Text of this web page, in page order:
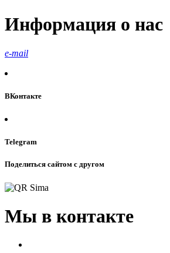
Информация о нас
e-mail
ВКонтакте
Telegram
Поделиться сайтом с другом
Мы в контакте